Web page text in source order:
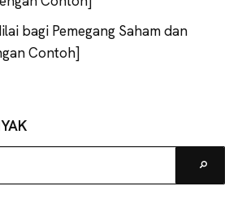
bagi Pemegang Saham dan
Contoh]